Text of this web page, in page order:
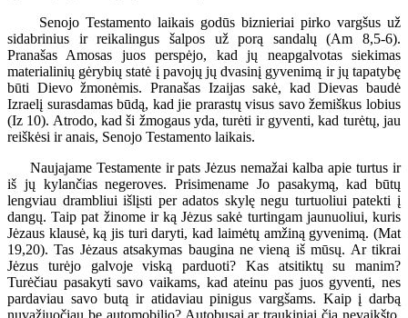
Senojo Testamento laikais godūs biznieriai pirko vargšus už
sidabrinius ir reikalingus šalpos už porą sandalų (Am 8,5-6).
Pranašas Amosas juos perspėjo, kad jų neapgalvotas siekimas
materialinių gėrybių statė į pavojų jų dvasinį gyvenimą ir jų tapatybę
būti Dievo žmonėmis. Pranašas Izaijas sakė, kad Dievas baudė
Izraelį surasdamas būdą, kad jie prarastų visus savo žemiškus lobius
(Iz 10). Atrodo, kad ši žmogaus yda, turėti ir gyventi, kad turėtų, jau
reiškėsi ir anais, Senojo Testamento laikais.
Naujajame Testamente ir pats Jėzus nemažai kalba apie turtus ir
iš jų kylančias negeroves. Prisimename Jo pasakymą, kad būtų
lengviau drambliui išlįsti per adatos skylę negu turtuoliui patekti į
dangų. Taip pat žinome ir ką Jėzus sakė turtingam jaunuoliui, kuris
Jėzaus klausė, ką jis turi daryti, kad laimėtų amžiną gyvenimą. (Mat
19,20). Tas Jėzaus atsakymas baugina ne vieną iš mūsų. Ar tikrai
Jėzus turėjo galvoje viską parduoti? Kas atsitiktų su manim?
Turėčiau pasakyti savo vaikams, kad ateinu pas juos gyventi, nes
pardaviau savo butą ir atidaviau pinigus vargšams. Kaip į darbą
nuvažiuočiau be automobilio? Autobusai ar traukiniai čia nevaikšto.